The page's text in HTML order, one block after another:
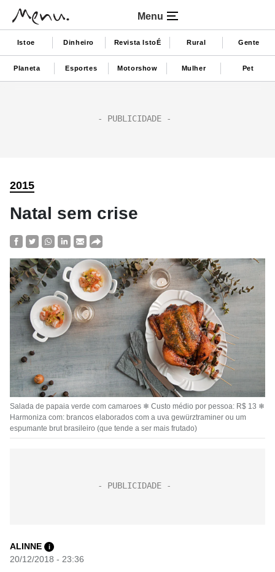
Menu
Istoe Dinheiro Revista IstoÉ Rural Gente
Planeta Esportes Motorshow Mulher Pet
2015
Natal sem crise
Salada de papaia verde com camaroes ❄ Custo médio por pessoa: R$ 13 ❄
Harmoniza com: brancos elaborados com a uva gewürztraminer ou um
espumante brut brasileiro (que tende a ser mais frutado)
ALINNE i
20/12/2018 - 23:36